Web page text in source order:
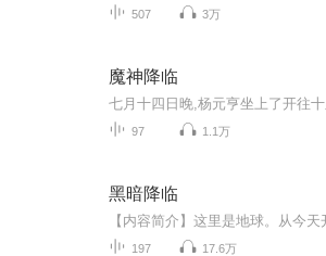
507 3万
魔神降临
97 1.1万
黑暗降临
197 17.6万